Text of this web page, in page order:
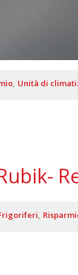
Unità di